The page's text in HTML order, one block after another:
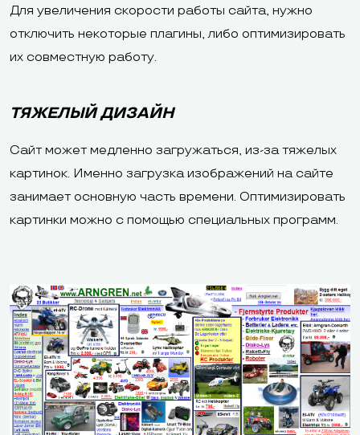
Для увеличения скорости работы сайта, нужно
отключить некоторые плагины, либо оптимизировать
их совместную работу.
ТЯЖЕЛЫЙ ДИЗАЙН
Сайт может медленно загружаться, из-за тяжелых
картинок. Именно загрузка изображений на сайте
занимает основную часть времени. Оптимизировать
картинки можно с помощью специальных программ.